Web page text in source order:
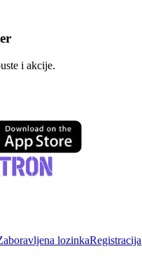
i akcije.
lozinkaRegistracija